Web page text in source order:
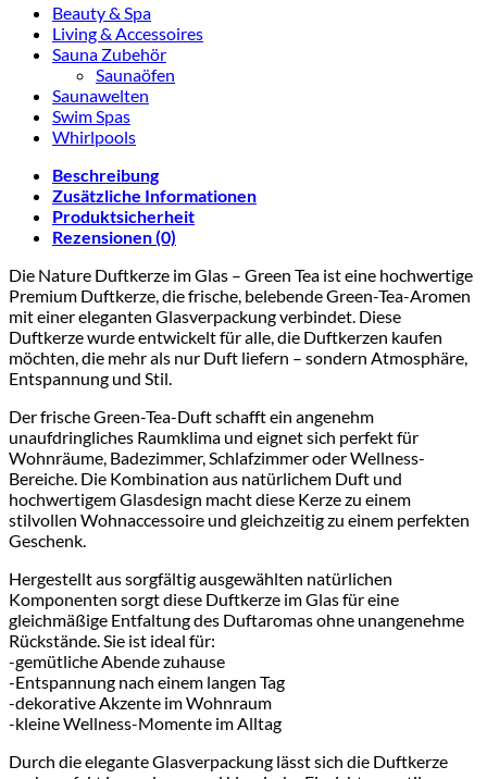
Beauty & Spa
Living & Accessoires
Sauna Zubehör
Saunaöfen
Saunawelten
Swim Spas
Whirlpools
Beschreibung
Zusätzliche Informationen
Produktsicherheit
Rezensionen (0)
Die Nature Duftkerze im Glas – Green Tea ist eine hochwertige
Premium Duftkerze, die frische, belebende Green-Tea-Aromen
mit einer eleganten Glasverpackung verbindet. Diese
Duftkerze wurde entwickelt für alle, die Duftkerzen kaufen
möchten, die mehr als nur Duft liefern – sondern Atmosphäre,
Entspannung und Stil.
Der frische Green-Tea-Duft schafft ein angenehm
unaufdringliches Raumklima und eignet sich perfekt für
Wohnräume, Badezimmer, Schlafzimmer oder Wellness-
Bereiche. Die Kombination aus natürlichem Duft und
hochwertigem Glasdesign macht diese Kerze zu einem
stilvollen Wohnaccessoire und gleichzeitig zu einem perfekten
Geschenk.
Hergestellt aus sorgfältig ausgewählten natürlichen
Komponenten sorgt diese Duftkerze im Glas für eine
gleichmäßige Entfaltung des Duftaromas ohne unangenehme
Rückstände. Sie ist ideal für:
-gemütliche Abende zuhause
-Entspannung nach einem langen Tag
-dekorative Akzente im Wohnraum
-kleine Wellness-Momente im Alltag
Durch die elegante Glasverpackung lässt sich die Duftkerze